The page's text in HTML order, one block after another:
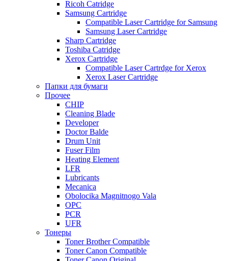
Ricoh Catridge
Samsung Cartridge
Compatible Laser Cartridge for Samsung
Samsung Laser Cartridge
Sharp Cartridge
Toshiba Catridge
Xerox Cartridge
Compatible Laser Cartrdge for Xerox
Xerox Laser Cartridge
Папки для бумаги
Прочее
CHIP
Cleaning Blade
Developer
Doctor Balde
Drum Unit
Fuser Film
Heating Element
LFR
Lubricants
Mecanica
Obolocika Magnitnogo Vala
OPC
PCR
UFR
Тонеры
Toner Brother Compatible
Toner Canon Compatible